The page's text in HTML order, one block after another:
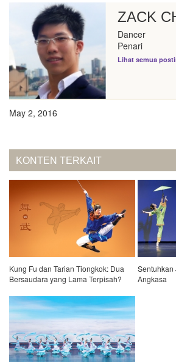
ZACK
Dancer
Penari
Lihat semua
May 2, 2016
KONTEN TERKAIT
Kung Fu dan Tarian Tiongkok: Dua
Bersaudara yang Lama Terpisah?
Sentuhkan
Angkasa